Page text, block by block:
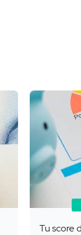
Tu score